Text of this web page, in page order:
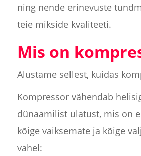
ning nende erinevuste
teie mikside kvaliteeti.
Mis on
Alustame sellest, kuidas
Kompressor vähendab
dünaamilist ulatust, mis on
kõige vaiksemate ja kõige
vahel: